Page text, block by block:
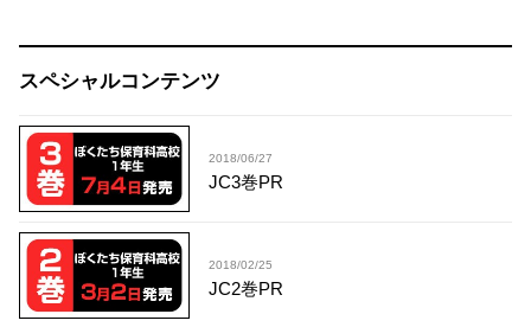
スペシャルコンテンツ
2018/06/27
JC3巻PR
2018/02/25
JC2巻PR